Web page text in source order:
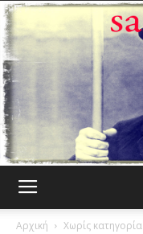
Αρχική Χωρίς κατηγορία